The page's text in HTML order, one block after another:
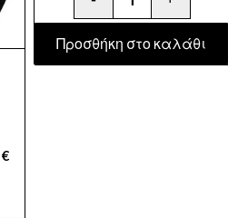
€
Προσθήκη στο καλάθι